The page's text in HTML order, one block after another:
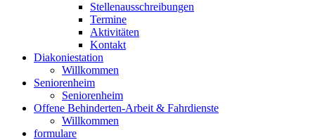
Stellenausschreibungen
Termine
Aktivitäten
Kontakt
Diakoniestation
Willkommen
Seniorenheim
Seniorenheim
Offene Behinderten-Arbeit & Fahrdienste
Willkommen
formulare